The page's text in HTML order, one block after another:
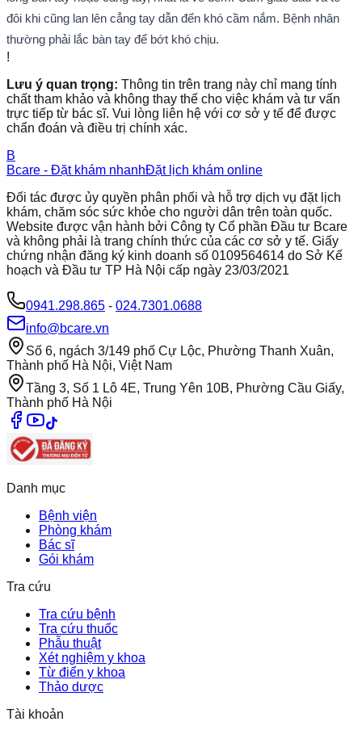
đôi khi cũng lan lên cẳng tay dẫn đến khó cầm nắm. Bệnh nhân
thường phải lắc bàn tay để bớt khó chịu.
!
Lưu ý quan trọng: Thông tin trên trang này chỉ mang tính
chất tham khảo và không thay thế cho việc khám và tư vấn
trực tiếp từ bác sĩ. Vui lòng liên hệ với cơ sở y tế để được
chẩn đoán và điều trị chính xác.
B
Bcare - Đặt khám nhanhĐặt lịch khám online
Đối tác được ủy quyền phân phối và hỗ trợ dịch vụ đặt lịch
khám, chăm sóc sức khỏe cho người dân trên toàn quốc.
Website được vận hành bởi Công ty Cổ phần Đầu tư Bcare
và không phải là trang chính thức của các cơ sở y tế. Giấy
chứng nhận đăng ký kinh doanh số 0109564614 do Sở Kế
hoạch và Đầu tư TP Hà Nội cấp ngày 23/03/2021
0941.298.865 - 024.7301.0688
info@bcare.vn
Số 6, ngách 3/149 phố Cự Lộc, Phường Thanh Xuân,
Thành phố Hà Nội, Việt Nam
Tầng 3, Số 1 Lô 4E, Trung Yên 10B, Phường Cầu Giấy,
Thành phố Hà Nội
Danh mục
Bệnh viện
Phòng khám
Bác sĩ
Gói khám
Tra cứu
Tra cứu bệnh
Tra cứu thuốc
Phẫu thuật
Xét nghiệm y khoa
Từ điển y khoa
Thảo dược
Tài khoản